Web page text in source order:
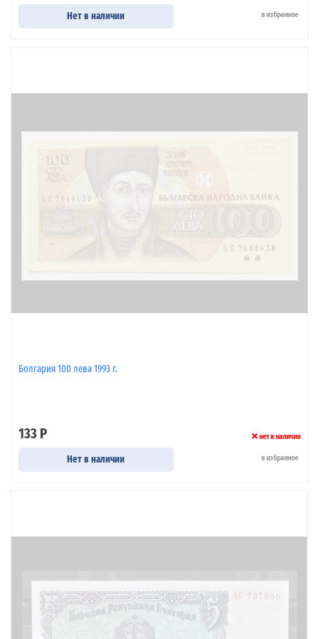
Нет в наличии в избранное
Болгария 100 лева 1993 г.
133 Р нет в наличии
Нет в наличии в избранное